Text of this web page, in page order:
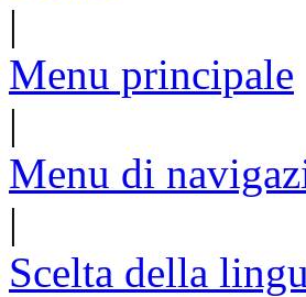
|
Menu principale
|
Menu di
|
Scelta della